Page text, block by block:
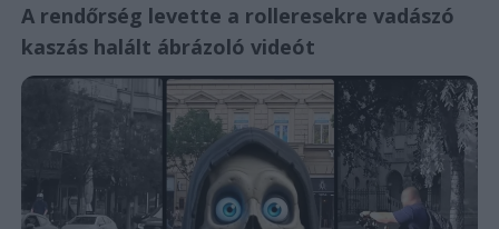
A rendőrség levette a rolleresekre vadászó
kaszás halált ábrázoló videót